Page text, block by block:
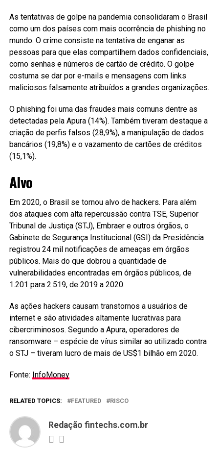
As tentativas de golpe na pandemia consolidaram o Brasil
como um dos países com mais ocorrência de phishing no
mundo. O crime consiste na tentativa de enganar as
pessoas para que elas compartilhem dados confidenciais,
como senhas e números de cartão de crédito. O golpe
costuma se dar por e-mails e mensagens com links
maliciosos falsamente atribuídos a grandes organizações.
O phishing foi uma das fraudes mais comuns dentre as
detectadas pela Apura (14%). Também tiveram destaque a
criação de perfis falsos (28,9%), a manipulação de dados
bancários (19,8%) e o vazamento de cartões de créditos
(15,1%).
Alvo
Em 2020, o Brasil se tornou alvo de hackers. Para além
dos ataques com alta repercussão contra TSE, Superior
Tribunal de Justiça (STJ), Embraer e outros órgãos, o
Gabinete de Segurança Institucional (GSI) da Presidência
registrou 24 mil notificações de ameaças em órgãos
públicos. Mais do que dobrou a quantidade de
vulnerabilidades encontradas em órgãos públicos, de
1.201 para 2.519, de 2019 a 2020.
As ações hackers causam transtornos a usuários de
internet e são atividades altamente lucrativas para
cibercriminosos. Segundo a Apura, operadores de
ransomware – espécie de vírus similar ao utilizado contra
o STJ – tiveram lucro de mais de US$1 bilhão em 2020.
Fonte: InfoMoney
RELATED TOPICS: FEATURED RISCO
Redação fintechs.com.br